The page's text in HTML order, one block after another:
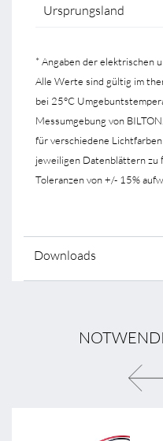
Ursprungsland
* Angaben der elektrischen
Alle Werte sind gültig im
bei 25°C
Messumgebung von
für verschiedene
jeweiligen Datenblättern zu
Toleranzen von +/- 15%
Downloads